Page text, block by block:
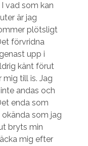
vad som kan
är jag
plötsligt
förvridna
upp i
känt förut
mig till is. Jag
andas och
enda som
som jag
bryts min
mig efter